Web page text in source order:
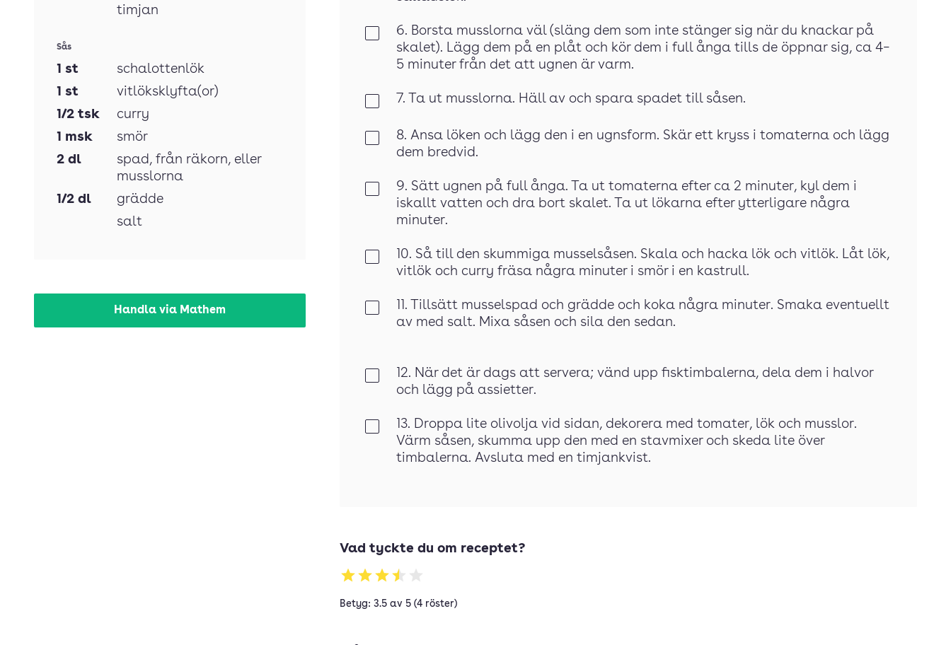
timjan
Sås
1 st
schalottenlök
1 st
vitlöksklyfta(or)
1/2 tsk
curry
1 msk
smör
2 dl spad, från räkorn, eller
musslorna
1/2 dl
grädde
salt
Handla via Mathem
6. Borsta musslorna väl (släng dem som inte stänger sig när du knackar på
skalet). Lägg dem på en plåt och kör dem i full ånga tills de öppnar sig, ca 4–
5 minuter från det att ugnen är varm.
7. Ta ut musslorna. Häll av och spara spadet till såsen.
8. Ansa löken och lägg den i en ugnsform. Skär ett kryss i tomaterna och lägg
dem bredvid.
9. Sätt ugnen på full ånga. Ta ut tomaterna efter ca 2 minuter, kyl dem i
iskallt vatten och dra bort skalet. Ta ut lökarna efter ytterligare några
minuter.
10. Så till den skummiga musselsåsen. Skala och hacka lök och vitlök. Låt lök,
vitlök och curry fräsa några minuter i smör i en kastrull.
11. Tillsätt musselspad och grädde och koka några minuter. Smaka eventuellt
av med salt. Mixa såsen och sila den sedan.
12. När det är dags att servera; vänd upp fisktimbalerna, dela dem i halvor
och lägg på assietter.
13. Droppa lite olivolja vid sidan, dekorera med tomater, lök och musslor.
Värm såsen, skumma upp den med en stavmixer och skeda lite över
timbalerna. Avsluta med en timjankvist.
Vad tyckte du om receptet?
Betyg: 3.5 av 5 (4 röster)